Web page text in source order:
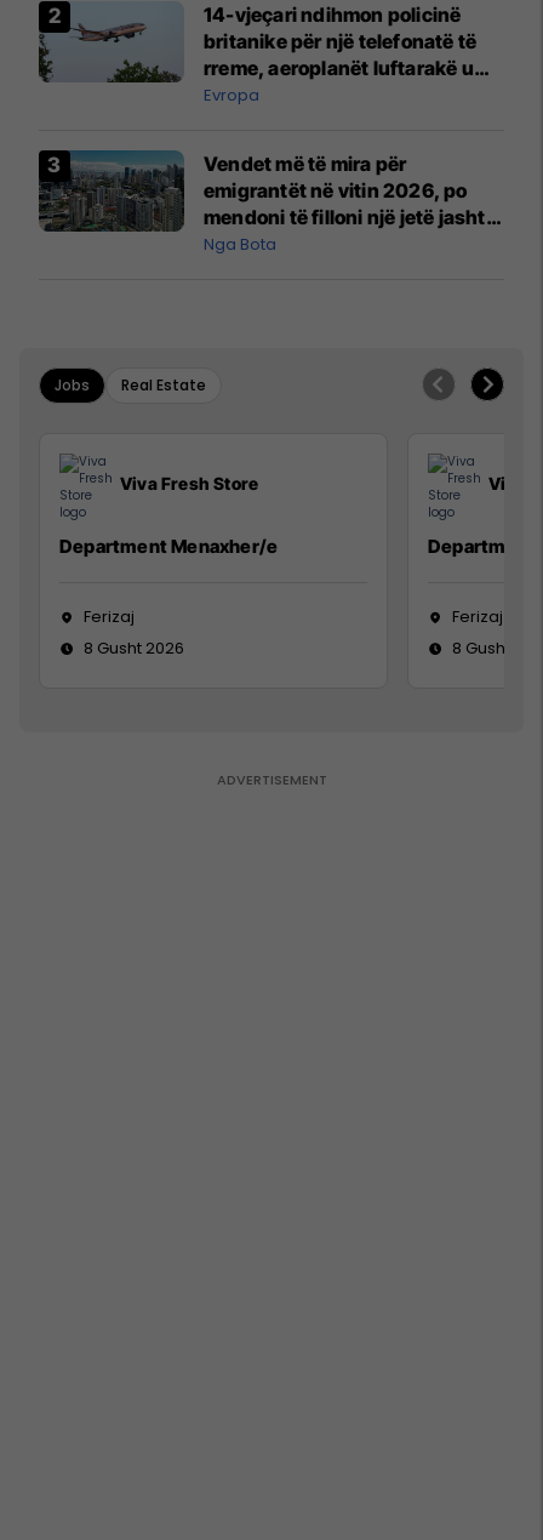
14-vjeçari ndihmon policinë
britanike për një telefonatë të
rreme, aeroplanët luftarakë u
ngritën në ajër për të
Mançesterit
Evropa
Vendet më të mira për
emigrantët në vitin 2026, po
mendoni të filloni një jetë jashtë
vendit?
Nga Bota
Jobs Real Estate
Viva Fresh Store
Department Menaxher/e
Ferizaj
8 Gusht 2026
Viva
Department
Ferizaj
8 Gusht